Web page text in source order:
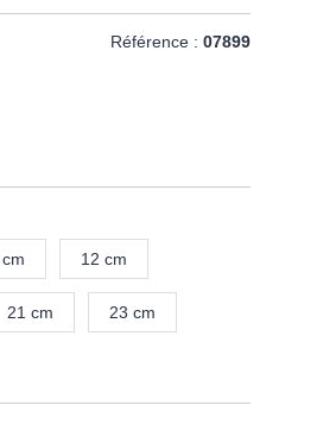
Référence : 07899
12 cm
21 cm 23 cm